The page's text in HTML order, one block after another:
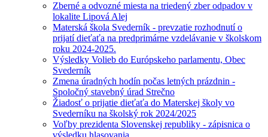
Zberné a odvozné miesta na triedený zber odpadov v
lokalite Lipová Alej
Materská škola Svederník - prevzatie rozhodnutí o
prijatí dieťaťa na predprimárne vzdelávanie v školskom
roku 2024-2025.
Výsledky Volieb do Európskeho parlamentu, Obec
Svederník
Zmena úradných hodín počas letných prázdnin -
Spoločný stavebný úrad Strečno
Žiadosť o prijatie dieťaťa do Materskej školy vo
Svederníku na školský rok 2024/2025
Voľby prezidenta Slovenskej republiky - zápisnica o
výsledku hlasovania